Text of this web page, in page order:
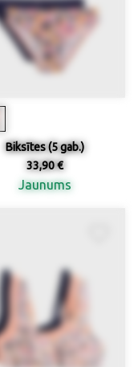
Biksītes (5 gab.)
33,90 €
Jaunums